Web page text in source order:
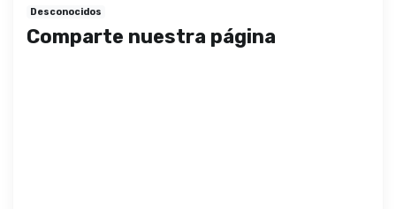
Desconocidos
Comparte nuestra página